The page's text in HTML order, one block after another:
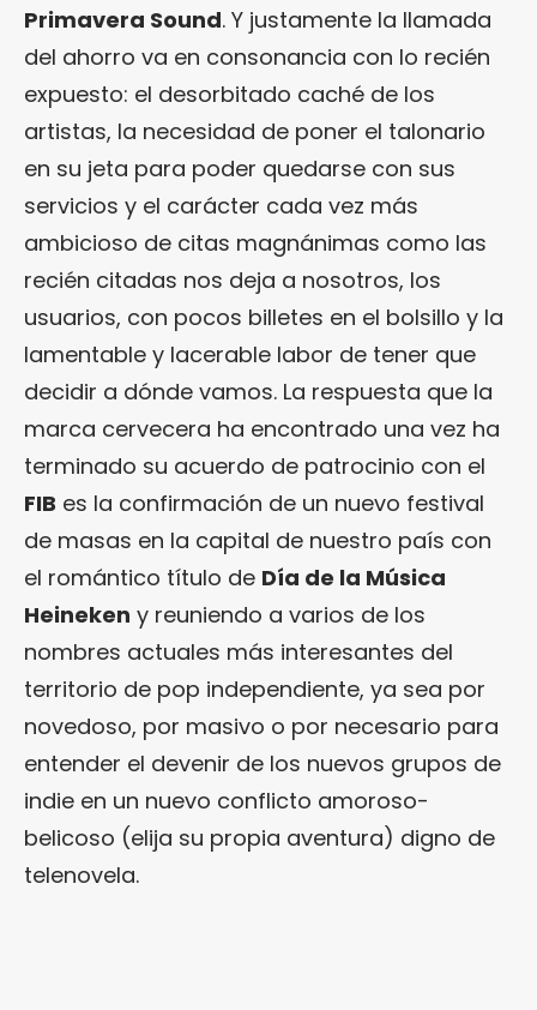
Primavera Sound. Y justamente la llamada
del ahorro va en consonancia con lo recién
expuesto: el desorbitado caché de los
artistas, la necesidad de poner el talonario
en su jeta para poder quedarse con sus
servicios y el carácter cada vez más
ambicioso de citas magnánimas como las
recién citadas nos deja a nosotros, los
usuarios, con pocos billetes en el bolsillo y la
lamentable y lacerable labor de tener que
decidir a dónde vamos. La respuesta que la
marca cervecera ha encontrado una vez ha
terminado su acuerdo de patrocinio con el
FIB es la confirmación de un nuevo festival
de masas en la capital de nuestro país con
el romántico título de Día de la Música
Heineken y reuniendo a varios de los
nombres actuales más interesantes del
territorio de pop independiente, ya sea por
novedoso, por masivo o por necesario para
entender el devenir de los nuevos grupos de
indie en un nuevo conflicto amoroso-
belicoso (elija su propia aventura) digno de
telenovela.